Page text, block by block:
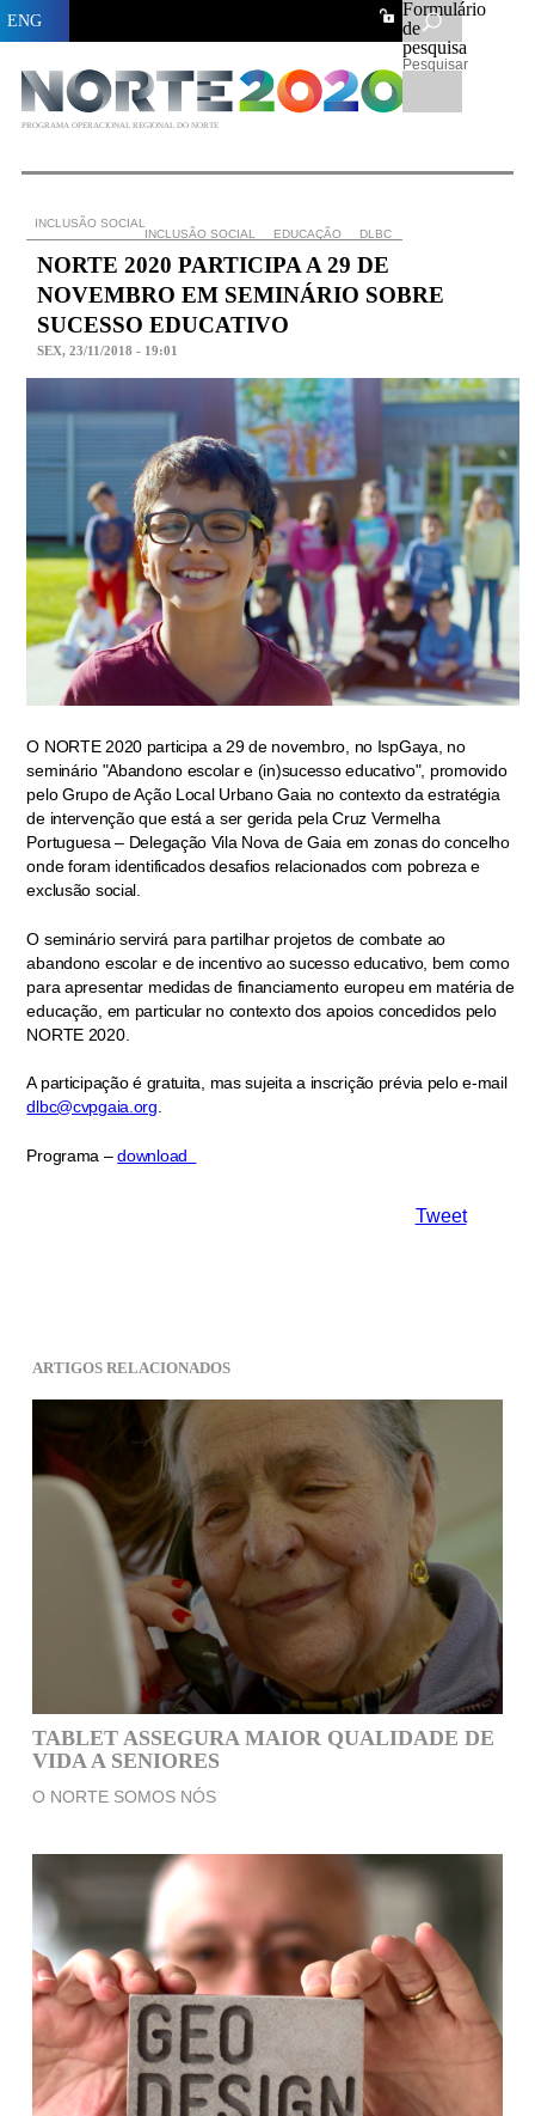
Formulário
de
pesquisa
Pesquisar
PROGRAMA OPERACIONAL REGIONAL DO NORTE
ENG
INCLUSÃO SOCIAL
INCLUSÃO SOCIAL
EDUCAÇÃO DLBC
NORTE 2020 PARTICIPA A 29 DE
NOVEMBRO EM SEMINÁRIO SOBRE
SUCESSO EDUCATIVO
SEX, 23/11/2018 - 19:01
O NORTE 2020 participa a 29 de novembro, no IspGaya, no
seminário "Abandono escolar e (in)sucesso educativo", promovido
pelo Grupo de Ação Local Urbano Gaia no contexto da estratégia
de intervenção que está a ser gerida pela Cruz Vermelha
Portuguesa – Delegação Vila Nova de Gaia em zonas do concelho
onde foram identificados desafios relacionados com pobreza e
exclusão social.
O seminário servirá para partilhar projetos de combate ao
abandono escolar e de incentivo ao sucesso educativo, bem como
para apresentar medidas de financiamento europeu em matéria de
educação, em particular no contexto dos apoios concedidos pelo
NORTE 2020.
A participação é gratuita, mas sujeita a inscrição prévia pelo e-mail
dlbc@cvpgaia.org.
Programa –download
Tweet
ARTIGOS RELACIONADOS
TABLET ASSEGURA MAIOR QUALIDADE DE
VIDA A SENIORES
O NORTE SOMOS NÓS